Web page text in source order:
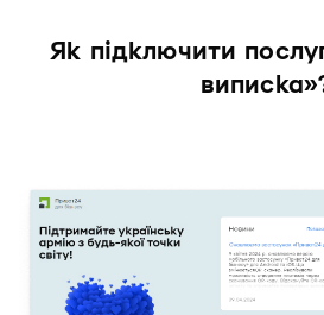
Як підключити